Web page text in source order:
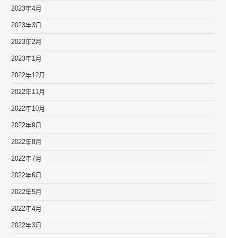
2023年4月
2023年3月
2023年2月
2023年1月
2022年12月
2022年11月
2022年10月
2022年9月
2022年8月
2022年7月
2022年6月
2022年5月
2022年4月
2022年3月